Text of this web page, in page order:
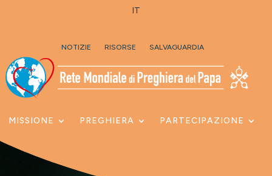
IT
NOTIZIE RISORSE SALVAGUARDIA
MISSIONE PREGHIERA PARTECIPAZIONE